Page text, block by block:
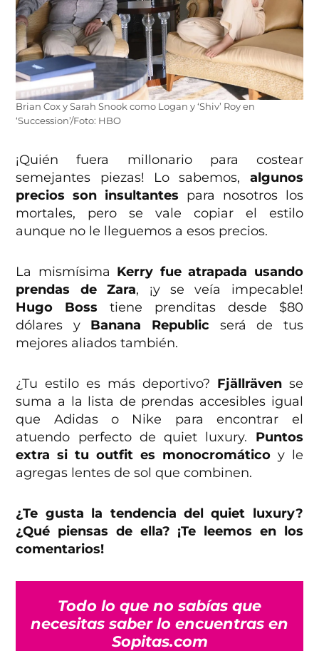
Brian Cox y Sarah Snook como Logan y ‘Shiv’ Roy en
‘Succession’/Foto: HBO
¡Quién fuera millonario para costear
semejantes piezas! Lo sabemos, algunos
precios son insultantes para nosotros los
mortales, pero se vale copiar el estilo
aunque no le lleguemos a esos precios.
La mismísima Kerry fue atrapada usando
prendas de Zara, ¡y se veía impecable!
Hugo Boss tiene prenditas desde $80
dólares y Banana Republic será de tus
mejores aliados también.
¿Tu estilo es más deportivo? Fjällrävense
suma a la lista de prendas accesibles igual
que Adidas o Nike para encontrar el
atuendo perfecto de quiet luxury. Puntos
extra si tu outfit es monocromáticoy le
agregas lentes de sol que combinen.
¿Te gusta la tendencia del quiet luxury?
¿Qué piensas de ella? ¡Te leemos en los
comentarios!
Todo lo que no sabías que
necesitas saber lo encuentras en
Sopitas.com